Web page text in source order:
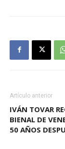
Artículo anterior
IVÁN TOVAR
BIENAL DE
50 AÑOS